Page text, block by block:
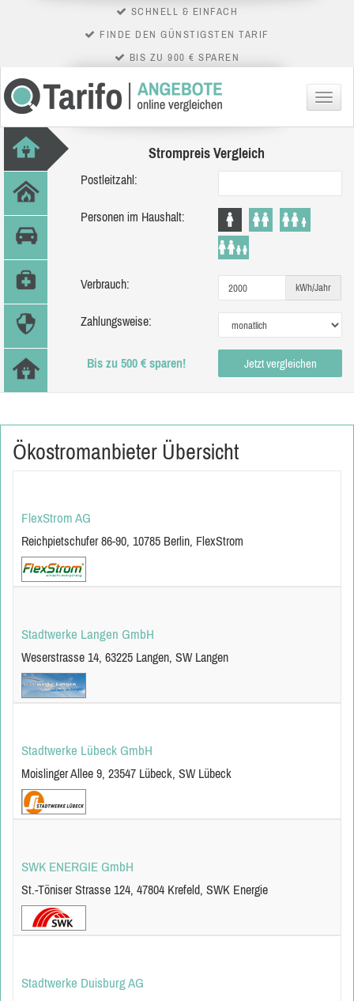
SCHNELL & EINFACH
FINDE DEN GÜNSTIGSTEN TARIF
BIS ZU 900 € SPAREN
Menü
Strompreis Vergleich
Postleitzahl:
Personen im Haushalt:
Verbrauch: kWh/Jahr
Zahlungsweise:
Bis zu 500 € sparen! Jetzt vergleichen
Ökostromanbieter Übersicht
FlexStrom AG
Reichpietschufer 86-90, 10785 Berlin, FlexStrom
Stadtwerke Langen GmbH
Weserstrasse 14, 63225 Langen, SW Langen
Stadtwerke Lübeck GmbH
Moislinger Allee 9, 23547 Lübeck, SW Lübeck
SWK ENERGIE GmbH
St.-Töniser Strasse 124, 47804 Krefeld, SWK Energie
Stadtwerke Duisburg AG